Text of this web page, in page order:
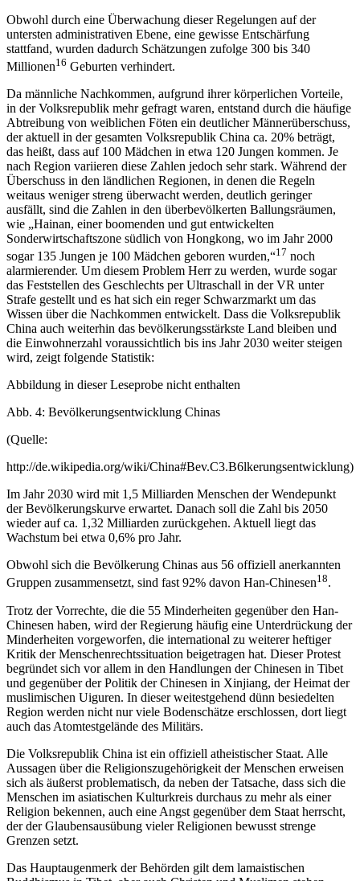
Obwohl durch eine Überwachung dieser Regelungen auf der
untersten administrativen Ebene, eine gewisse Entschärfung
stattfand, wurden dadurch Schätzungen zufolge 300 bis 340
Millionen16 Geburten verhindert.
Da männliche Nachkommen, aufgrund ihrer körperlichen Vorteile,
in der Volksrepublik mehr gefragt waren, entstand durch die häufige
Abtreibung von weiblichen Föten ein deutlicher Männerüberschuss,
der aktuell in der gesamten Volksrepublik China ca. 20% beträgt,
das heißt, dass auf 100 Mädchen in etwa 120 Jungen kommen. Je
nach Region variieren diese Zahlen jedoch sehr stark. Während der
Überschuss in den ländlichen Regionen, in denen die Regeln
weitaus weniger streng überwacht werden, deutlich geringer
ausfällt, sind die Zahlen in den überbevölkerten Ballungsräumen,
wie „Hainan, einer boomenden und gut entwickelten
Sonderwirtschaftszone südlich von Hongkong, wo im Jahr 2000
sogar 135 Jungen je 100 Mädchen geboren wurden,“17 noch
alarmierender. Um diesem Problem Herr zu werden, wurde sogar
das Feststellen des Geschlechts per Ultraschall in der VR unter
Strafe gestellt und es hat sich ein reger Schwarzmarkt um das
Wissen über die Nachkommen entwickelt. Dass die Volksrepublik
China auch weiterhin das bevölkerungsstärkste Land bleiben und
die Einwohnerzahl voraussichtlich bis ins Jahr 2030 weiter steigen
wird, zeigt folgende Statistik:
Abbildung in dieser Leseprobe nicht enthalten
Abb. 4: Bevölkerungsentwicklung Chinas
(Quelle:
http://de.wikipedia.org/wiki/China#Bev.C3.B6lkerungsentwicklung)
Im Jahr 2030 wird mit 1,5 Milliarden Menschen der Wendepunkt
der Bevölkerungskurve erwartet. Danach soll die Zahl bis 2050
wieder auf ca. 1,32 Milliarden zurückgehen. Aktuell liegt das
Wachstum bei etwa 0,6% pro Jahr.
Obwohl sich die Bevölkerung Chinas aus 56 offiziell anerkannten
Gruppen zusammensetzt, sind fast 92% davon Han-Chinesen18.
Trotz der Vorrechte, die die 55 Minderheiten gegenüber den Han-
Chinesen haben, wird der Regierung häufig eine Unterdrückung der
Minderheiten vorgeworfen, die international zu weiterer heftiger
Kritik der Menschenrechtssituation beigetragen hat. Dieser Protest
begründet sich vor allem in den Handlungen der Chinesen in Tibet
und gegenüber der Politik der Chinesen in Xinjiang, der Heimat der
muslimischen Uiguren. In dieser weitestgehend dünn besiedelten
Region werden nicht nur viele Bodenschätze erschlossen, dort liegt
auch das Atomtestgelände des Militärs.
Die Volksrepublik China ist ein offiziell atheistischer Staat. Alle
Aussagen über die Religionszugehörigkeit der Menschen erweisen
sich als äußerst problematisch, da neben der Tatsache, dass sich die
Menschen im asiatischen Kulturkreis durchaus zu mehr als einer
Religion bekennen, auch eine Angst gegenüber dem Staat herrscht,
der der Glaubensausübung vieler Religionen bewusst strenge
Grenzen setzt.
Das Hauptaugenmerk der Behörden gilt dem lamaistischen